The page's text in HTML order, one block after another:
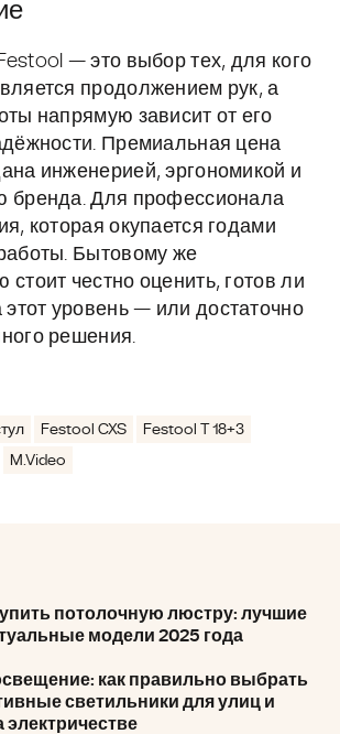
— это выбор тех, для кого
продолжением рук, а
напрямую зависит от его
Премиальная цена
инженерией, эргономикой и
бренда. Для профессионала
которая окупается годами
Бытовому же
стоит честно оценить, готов ли
этот уровень — или достаточно
решения.
Festool CXS
Festool T 18+3
M.Video
потолочную люстру: лучшие
модели 2025 года
как правильно выбрать
светильники для улиц и
электричестве